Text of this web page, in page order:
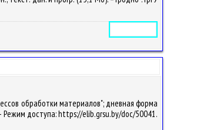
обработки материалов"; дневная форма
– Режим доступа: https://elib.grsu.by/doc/50041.